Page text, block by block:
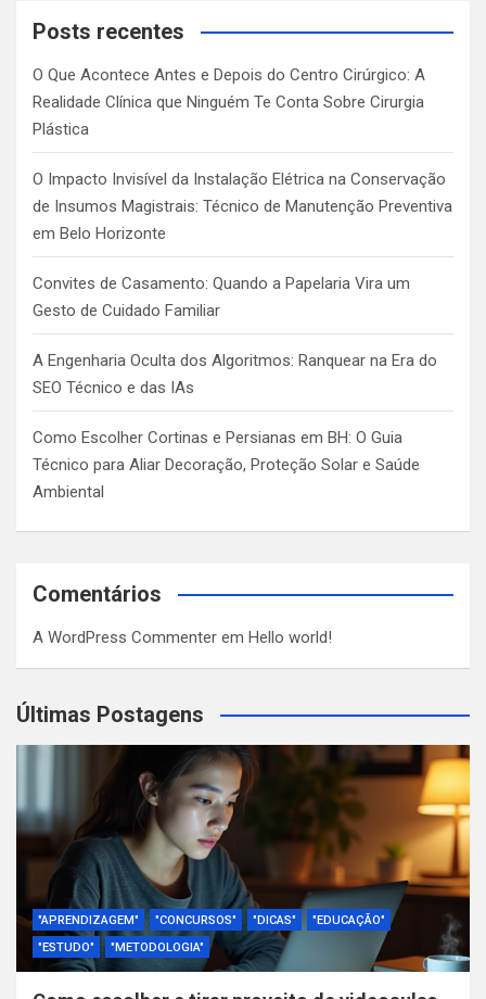
c
Posts recentes
O Que Acontece Antes e Depois do Centro Cirúrgico: A
Realidade Clínica que Ninguém Te Conta Sobre Cirurgia
Plástica
O Impacto Invisível da Instalação Elétrica na Conservação
de Insumos Magistrais: Técnico de Manutenção Preventiva
em Belo Horizonte
Convites de Casamento: Quando a Papelaria Vira um
Gesto de Cuidado Familiar
A Engenharia Oculta dos Algoritmos: Ranquear na Era do
SEO Técnico e das IAs
Como Escolher Cortinas e Persianas em BH: O Guia
Técnico para Aliar Decoração, Proteção Solar e Saúde
Ambiental
Comentários
A WordPress Commenter em Hello world!
Últimas Postagens
"APRENDIZAGEM" "CONCURSOS" "DICAS"
"EDUCAÇÃO"
"ESTUDO"
"METODOLOGIA"